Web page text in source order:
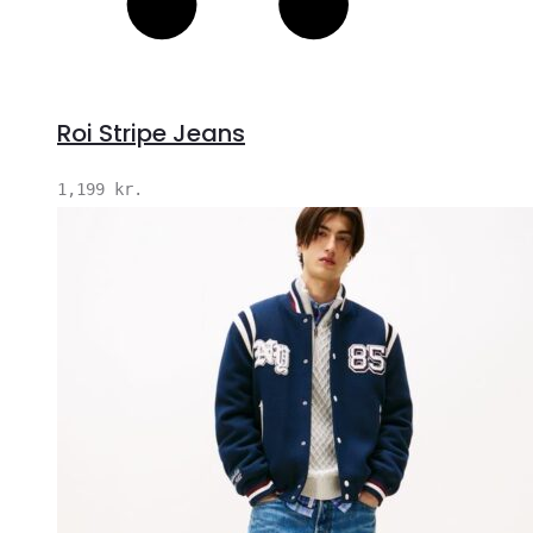
Roi Stripe Jeans
1,199 kr.